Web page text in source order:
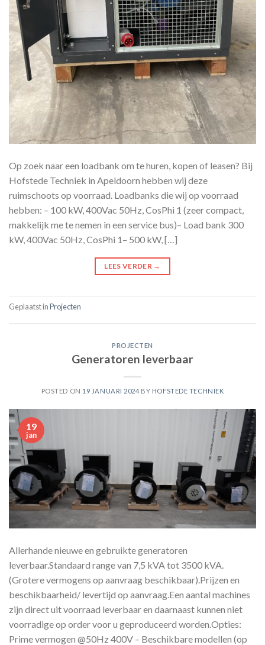
Op zoek naar een loadbank om te huren, kopen of leasen? Bij
Hofstede Techniek in Apeldoorn hebben wij deze
ruimschoots op voorraad. Loadbanks die wij op voorraad
hebben: – 100 kW, 400Vac 50Hz, CosPhi 1 (zeer compact,
makkelijk me te nemen in een service bus)– Load bank 300
kW, 400Vac 50Hz, CosPhi 1– 500 kW, […]
LEES VERDER →
Geplaatst inProjecten
PROJECTEN
Generatoren leverbaar
POSTED ON 19 JANUARI 2024 BY HOFSTEDE TECHNIEK
19
jan
Allerhande nieuwe en gebruikte generatoren
leverbaar.Standaard range van 7,5 kVA tot 3500 kVA.
(Grotere vermogens op aanvraag beschikbaar).Prijzen en
beschikbaarheid/ levertijd op aanvraag.Een aantal machines
zijn direct uit voorraad leverbaar en daarnaast kunnen niet
voorradige op order voor u geproduceerd worden.Opties:
Prime vermogen @50Hz 400V – Beschikbare modellen (op